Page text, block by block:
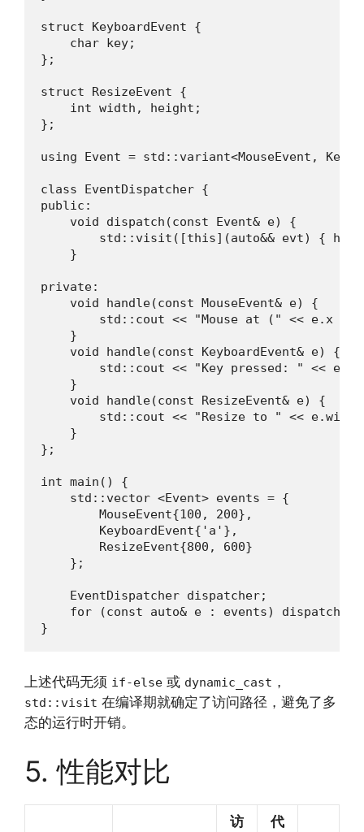
struct KeyboardEvent {
    char key;
};
struct ResizeEvent {
    int width, height;
};
using Event = std::variant<MouseEvent,
class EventDispatcher {
public:
    void dispatch(const Event& e) {
std::visit([this](auto&& evt) {
    }
private:
    void handle(const MouseEvent& e) {
std::cout << "Mouse at (" << e.x <<
    }
    void handle(const KeyboardEvent& e) {
std::cout << "Key pressed: " <<
    }
    void handle(const ResizeEvent& e) {
std::cout << "Resize to " <<
    }
};
int main() {
    std::vector <Event> events = {
        MouseEvent{100, 200},
        KeyboardEvent{'a'},
        ResizeEvent{800, 600}
    };
    EventDispatcher dispatcher;
for (const auto& e : events)
}
上述代码无须 if-else 或 dynamic_cast ，
std::visit 在编译期就确定了访问路径，避免了多
态的运行时开销。
5. 性能对比
访
代